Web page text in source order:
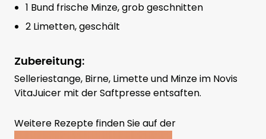
1 Bund frische Minze, grob geschnitten
2 Limetten, geschält
Zubereitung:
Selleriestange, Birne, Limette und Minze im Novis
VitaJuicer mit der Saftpresse entsaften.
Weitere Rezepte finden Sie auf der